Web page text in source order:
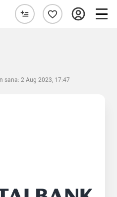
sana: 2 Aug 2023, 17:47